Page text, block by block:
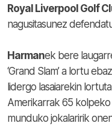
Royal Liverpool Golf
nagusitasunez
Harmanek bere
‘Grand Slam’ a lortu
lidergo lasaiarekin
Amerikarrak 65
munduko jokalaririk